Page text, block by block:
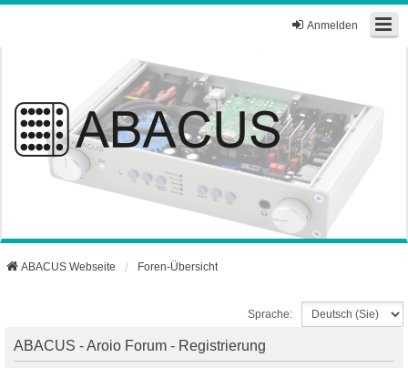
Anmelden
ABACUS Webseite Foren-Übersicht
Sprache:
ABACUS - Aroio Forum - Registrierung